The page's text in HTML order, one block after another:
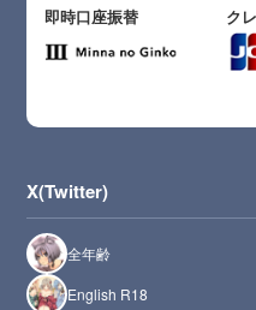
即時口座振替 ク
X(Twitter)
全年齢
English R18